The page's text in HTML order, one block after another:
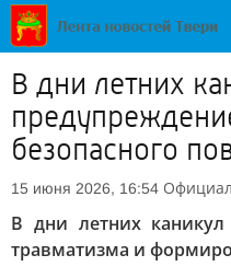
В дни летних
безопасного
15 июня 2026, 16:54
В дни летних каникул
травматизма и